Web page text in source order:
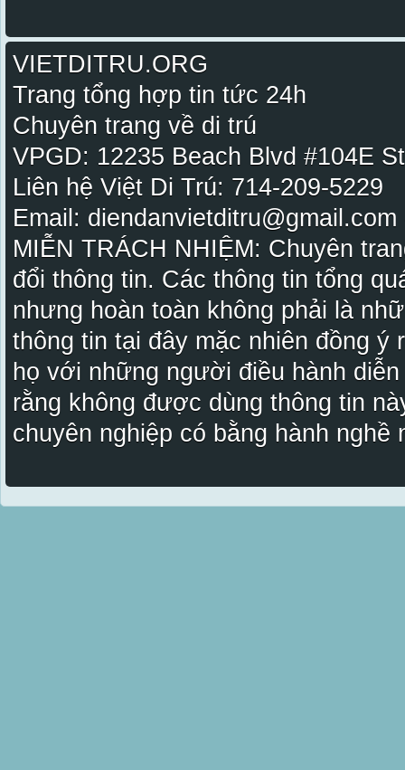
VIETDITRU.ORG
Trang tổng hợp tin tức 24h
Chuyên trang về di trú
VPGD: 12235 Beach Blvd #104E
Liên hệ Việt Di Trú: 714-209-5229
Email:
MIỄN TRÁCH NHIỆM: Chuyên
đổi thông tin. Các thông tin tổng
nhưng hoàn toàn không phải là
thông tin tại đây mặc nhiên đồng ý
họ với những người điều hành
rằng không được dùng thông tin
chuyên nghiệp có bằng hành